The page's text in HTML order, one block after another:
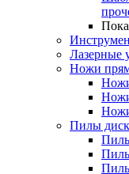
Лазерные
Ножи
Пилы